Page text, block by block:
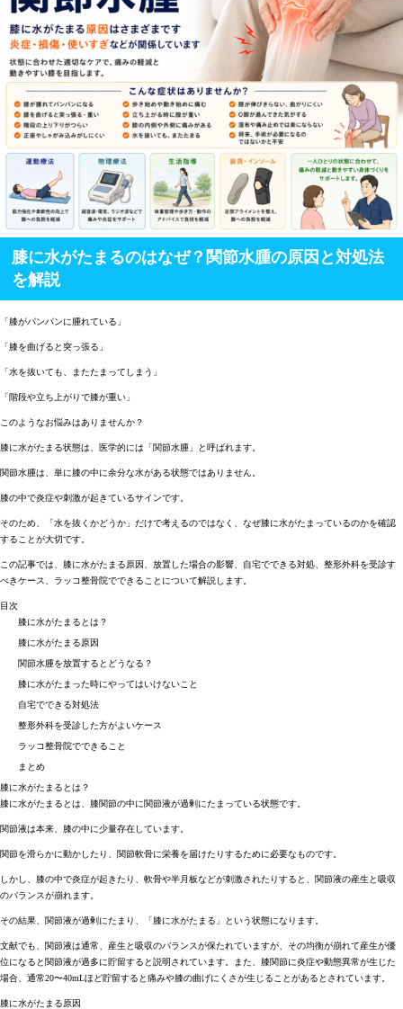
膝に水がたまるのはなぜ？関節水腫の原因と対処法
を解説
「膝がパンパンに腫れている」
「膝を曲げると突っ張る」
「水を抜いても、またたまってしまう」
「階段や立ち上がりで膝が重い」
このようなお悩みはありませんか？
膝に水がたまる状態は、医学的には「関節水腫」と呼ばれます。
関節水腫は、単に膝の中に余分な水がある状態ではありません。
膝の中で炎症や刺激が起きているサインです。
そのため、「水を抜くかどうか」だけで考えるのではなく、なぜ膝に水がたまっているのかを確認
することが大切です。
この記事では、膝に水がたまる原因、放置した場合の影響、自宅でできる対処、整形外科を受診す
べきケース、ラッコ整骨院でできることについて解説します。
目次
膝に水がたまるとは？
膝に水がたまる原因
関節水腫を放置するとどうなる？
膝に水がたまった時にやってはいけないこと
自宅でできる対処法
整形外科を受診した方がよいケース
ラッコ整骨院でできること
まとめ
膝に水がたまるとは？
膝に水がたまるとは、膝関節の中に関節液が過剰にたまっている状態です。
関節液は本来、膝の中に少量存在しています。
関節を滑らかに動かしたり、関節軟骨に栄養を届けたりするために必要なものです。
しかし、膝の中で炎症が起きたり、軟骨や半月板などが刺激されたりすると、関節液の産生と吸収
のバランスが崩れます。
その結果、関節液が過剰にたまり、「膝に水がたまる」という状態になります。
文献でも、関節液は通常、産生と吸収のバランスが保たれていますが、その均衡が崩れて産生が優
位になると関節液が過多に貯留すると説明されています。また、膝関節に炎症や動態異常が生じた
場合、通常20〜40mLほど貯留すると痛みや膝の曲げにくさが生じることがあるとされています。
膝に水がたまる原因